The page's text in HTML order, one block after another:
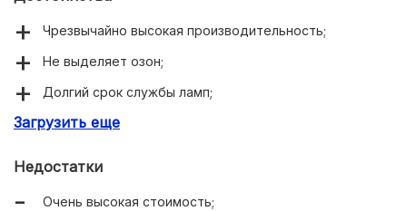
Чрезвычайно высокая производительность;
Не выделяет озон;
Долгий срок службы ламп;
Используется металлический корпус;
Загрузить еще
Недостатки
Очень высокая стоимость;